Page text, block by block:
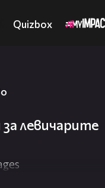
Quizbox
левичарите